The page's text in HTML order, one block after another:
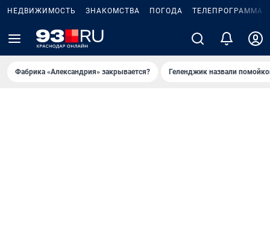
НЕДВИЖИМОСТЬ ЗНАКОМСТВА ПОГОДА ТЕЛЕПРОГРАММА
Фабрика «Александрия» закрывается? Геленджик назвали